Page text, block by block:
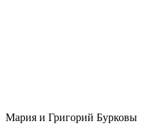
Мария и Григорий Бурковы